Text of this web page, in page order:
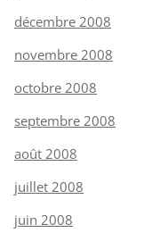
décembre 2008
novembre 2008
octobre 2008
septembre 2008
août 2008
juillet 2008
juin 2008